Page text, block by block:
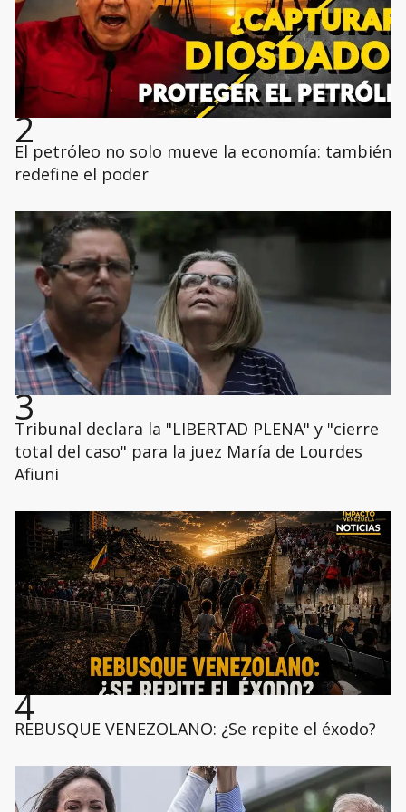
2
El petróleo no solo mueve la economía: también
redefine el poder
3
Tribunal declara la "LIBERTAD PLENA" y "cierre
total del caso" para la juez María de Lourdes
Afiuni
4
REBUSQUE VENEZOLANO: ¿Se repite el éxodo?